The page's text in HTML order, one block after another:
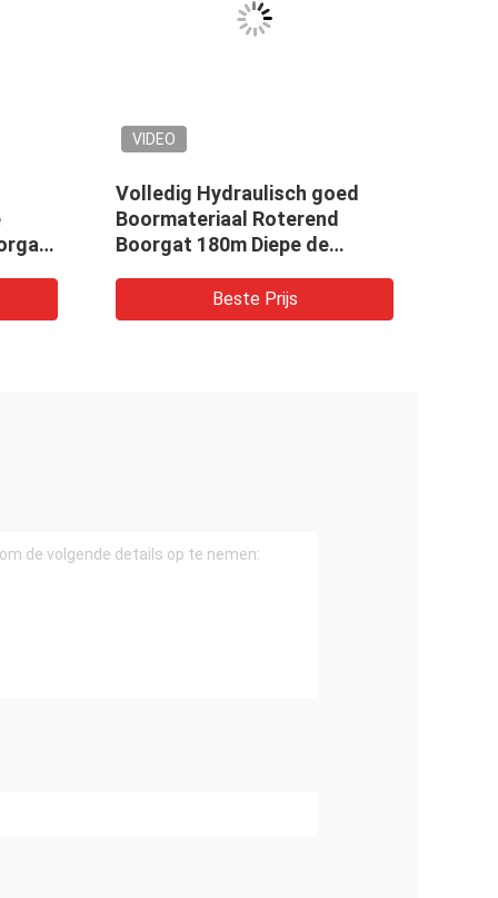
VIDEO
Volledig Hydraulisch goed
Boormateriaal Roterend
Boorgat 180m Diepe de
Beste Prijs